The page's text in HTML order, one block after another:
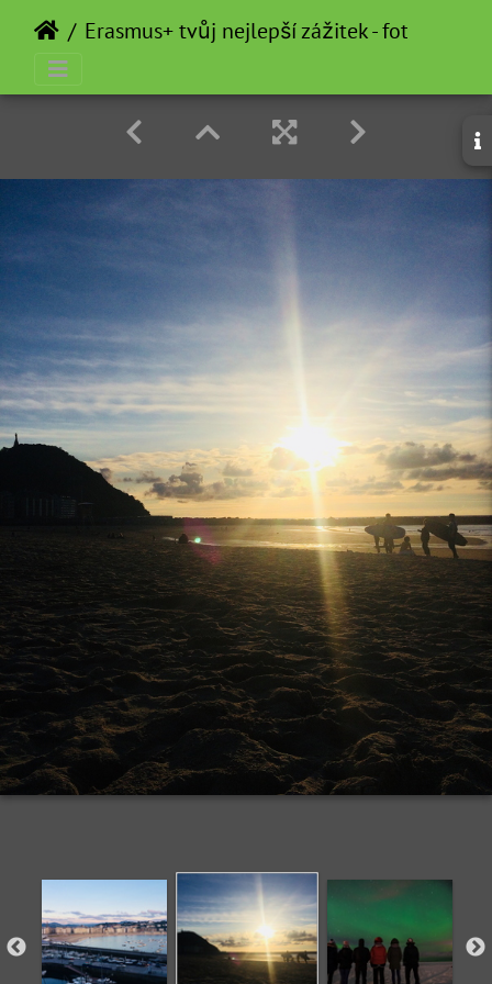
Erasmus+ tvůj nejlepší zážitek - fotosoutěž